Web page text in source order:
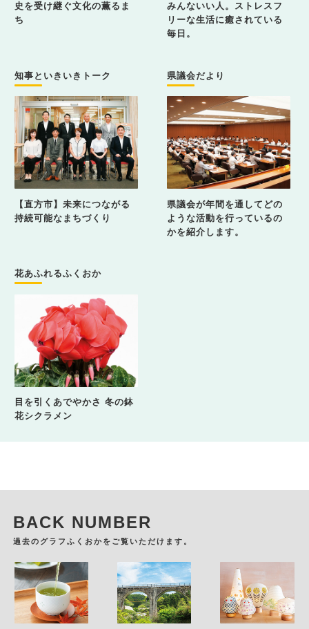
史を受け継ぐ文化の薫るま
ち
みんないい人。ストレスフ
リーな生活に癒されている
毎日。
知事といきいきトーク
【直方市】未来につながる
持続可能なまちづくり
県議会だより
県議会が年間を通してどの
ような活動を行っているの
かを紹介します。
花あふれるふくおか
目を引くあでやかさ 冬の鉢
花シクラメン
BACK NUMBER
過去のグラフふくおかをご覧いただけます。